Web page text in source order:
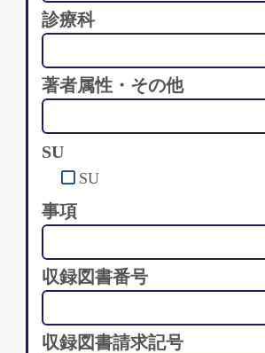
診療科
著者属性・その他
SU
SU
事項
収録図書番号
収録図書請求記号